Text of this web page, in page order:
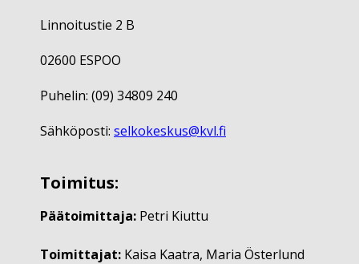
Linnoitustie 2 B
02600 ESPOO
Puhelin: (09) 34809 240
Sähköposti: selkokeskus@kvl.fi
Toimitus:
Päätoimittaja: Petri Kiuttu
Toimittajat: Kaisa Kaatra, Maria Österlund